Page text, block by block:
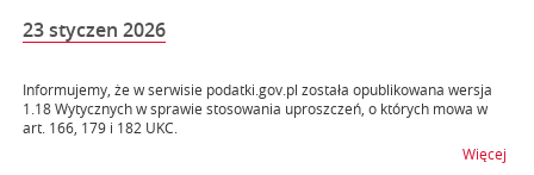
23 styczen 2026
Informujemy, że w serwisie podatki.gov.pl została opublikowana wersja
1.18 Wytycznych w sprawie stosowania uproszczeń, o których mowa w
art. 166, 179 i 182 UKC.
Więcej